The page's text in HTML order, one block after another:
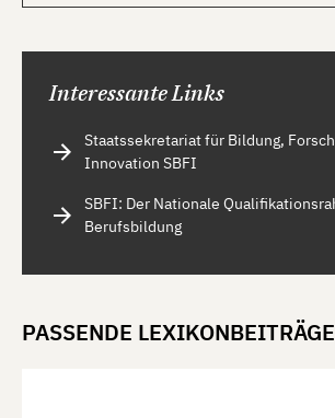
Interessante Links
Staatssekretariat für Bildung,
Innovation SBFI
SBFI: Der Nationale
Berufsbildung
PASSENDE LEXIKONBEITRÄGE